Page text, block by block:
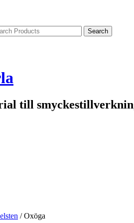
till
/ Oxöga